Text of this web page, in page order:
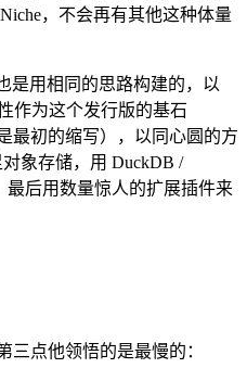
，不会再有其他这种体量
是用相同的思路构建的，以
作为这个发行版的基石
是最初的缩写），以同心圆的方
象存储，用 DuckDB /
最后用数量惊人的扩展插件来
三点他领悟的是最慢的：